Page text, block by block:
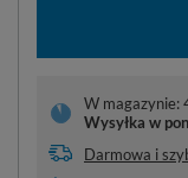
W magazynie:
Wysyłka w
Darmowa i